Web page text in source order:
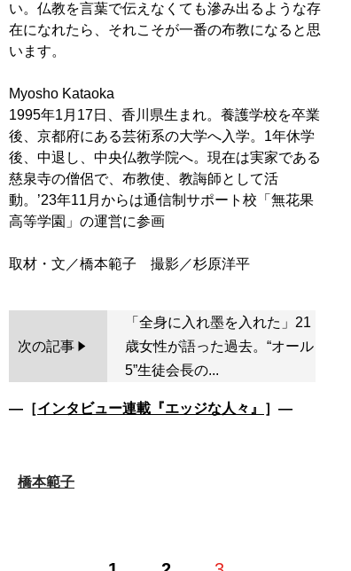
い。仏教を言葉で伝えなくても滲み出るような存
在になれたら、それこそが一番の布教になると思
います。
Myosho Kataoka
1995年1月17日、香川県生まれ。養護学校を卒業
後、京都府にある芸術系の大学へ入学。1年休学
後、中退し、中央仏教学院へ。現在は実家である
慈泉寺の僧侶で、布教使、教誨師として活
動。’23年11月からは通信制サポート校「無花果
高等学園」の運営に参画
次の記事
「全身に入れ墨を入れた」21
歳女性が語った過去。“オール
5”生徒会長の...
―［インタビュー連載『エッジな人々』 ］―
橋本範子